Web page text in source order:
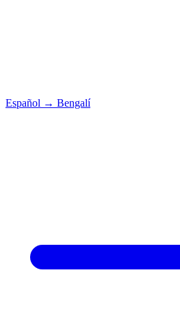
Español → Bengalí